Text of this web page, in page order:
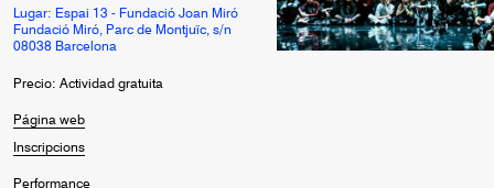
Lugar: Espai 13 - Fundació Joan Miró
Fundació Miró, Parc de Montjuïc, s/n
08038 Barcelona
Precio: Actividad gratuita
Página web
Inscripcions
Performance